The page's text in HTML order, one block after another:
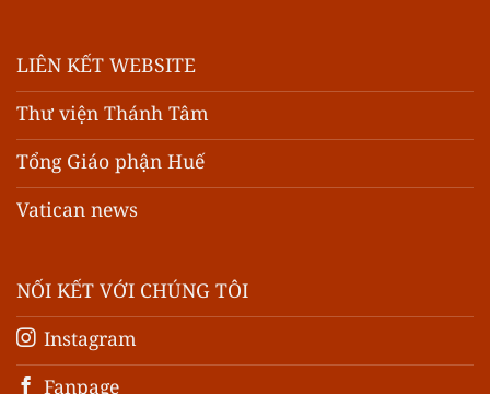
LIÊN KẾT WEBSITE
Thư viện Thánh Tâm
Tổng Giáo phận Huế
Vatican news
NỐI KẾT VỚI CHÚNG TÔI
Instagram
Fanpage